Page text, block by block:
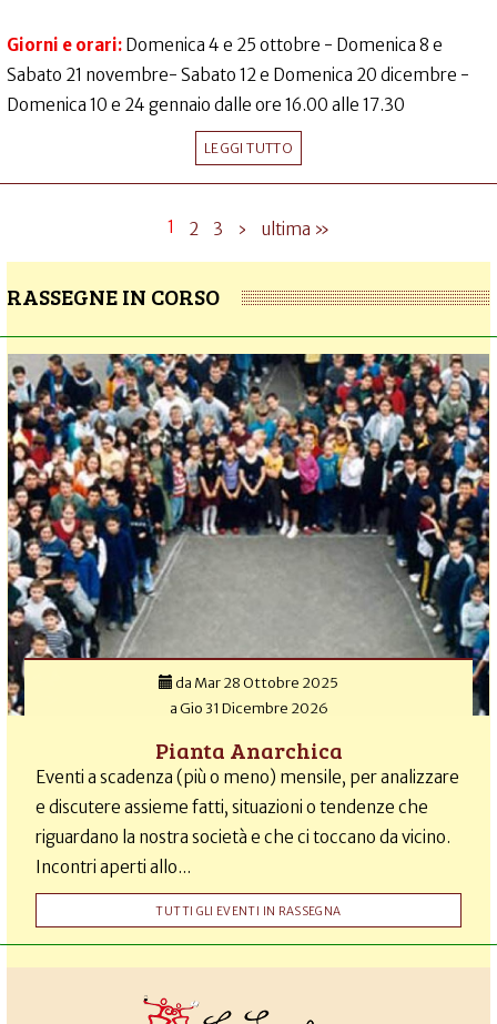
Giorni e orari: Domenica 4 e 25 ottobre - Domenica 8 e
Sabato 21 novembre- Sabato 12 e Domenica 20 dicembre -
Domenica 10 e 24 gennaio dalle ore 16.00 alle 17.30
LEGGI TUTTO
1 2 3 › ultima »
RASSEGNE IN CORSO
da Mar 28 Ottobre 2025
aGio 31 Dicembre 2026
Pianta Anarchica
Eventi a scadenza (più o meno) mensile, per analizzare
e discutere assieme fatti, situazioni o tendenze che
riguardano la nostra società e che ci toccano da vicino.
Incontri aperti allo...
TUTTI GLI EVENTI IN RASSEGNA